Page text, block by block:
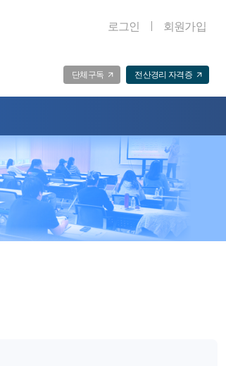
로그인 회원가입
단체구독 전산경리 자격증